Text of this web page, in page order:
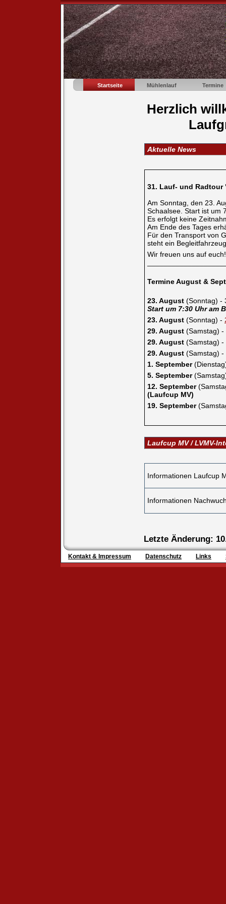
Startseite Mühlenlauf Termine
Herzlich
Aktuelle News
31. Lauf- und Radtour
Am Sonntag, den 23.
Schaalsee. Start ist um
Es erfolgt keine
Am Ende des Tages
Für den Transport von
steht ein
Wir freuen uns auf euch!
Termine August &
23. August (Sonntag) -
Start um 7:30 Uhr am
23. August (Sonntag) -
29. August (Samstag) -
29. August (Samstag) -
29. August (Samstag) -
1. September
5. September
12. September
(Laufcup MV)
19. September
Laufcup MV / LVMV-
Informationen Laufcup
Informationen
Letzte Änderung: 10
Kontakt & Impressum Datenschutz Links